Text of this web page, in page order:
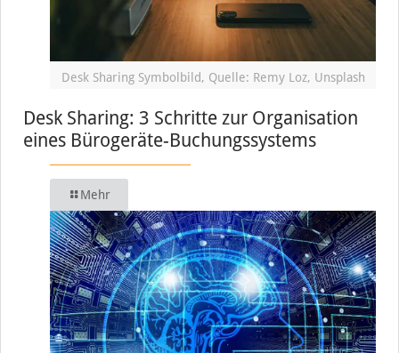
Desk Sharing Symbolbild, Quelle: Remy Loz, Unsplash
Desk Sharing: 3 Schritte zur Organisation
eines Bürogeräte-Buchungssystems
Mehr